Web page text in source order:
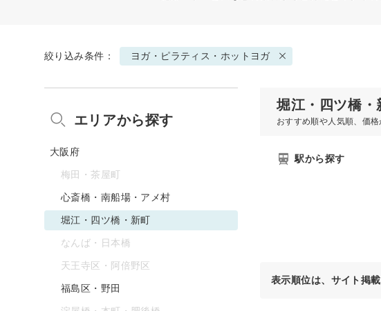
絞り込み条件： ヨガ・ピラティス・ホットヨガ
堀江・四ツ橋・
おすすめ順や人気順、価
駅から探す
表示順位は、サイト掲
エリアから探す
大阪府
梅田・茶屋町
心斎橋・南船場・アメ村
堀江・四ツ橋・新町
なんば・日本橋
天王寺区・阿倍野区
福島区・野田